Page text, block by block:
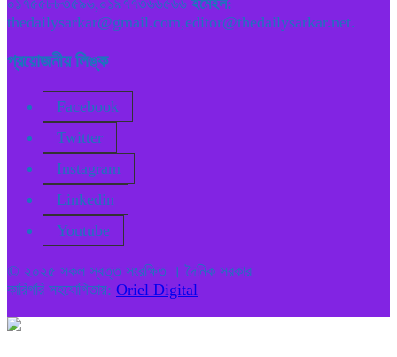
thedailysarkar@gmail.com,editor@thedailysarkar.net.
প্রয়োজনীয় লিঙ্ক
Facebook
Twitter
Instagram
Linkedin
Youtube
© ২০২৫ সকল স্বত্ত সংরক্ষিত । দৈনিক সরকার
কারিগরি সহযোগিতায়: Oriel Digital